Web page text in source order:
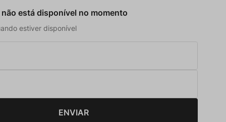
está disponível no momento
estiver disponível
ENVIAR